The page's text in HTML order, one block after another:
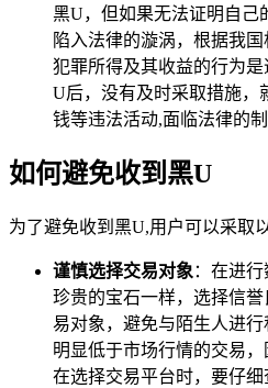
黑U，但如果无法证明自己
陷入法律的漩涡，根据我
犯罪所得及其收益的行为
U后，没有及时采取措施，
钱等违法活动,面临法律的制
如何避免收到黑U
为了避免收到黑U,用户可以采取
谨慎选择交易对象 ：在进
珍贵的宝石一样，选择信
易对象，避免与陌生人进
明显低于市场行情的交易，
在选择交易平台时，要仔